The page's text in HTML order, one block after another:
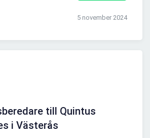
5 november 2024
till Quintus
i Västerås